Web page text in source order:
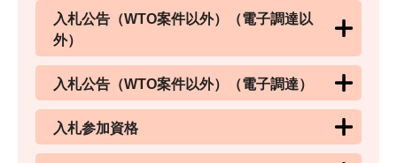
入札公告（WTO案件以外）（電子調達以
外）
入札公告（WTO案件以外）（電子調達）
入札参加資格